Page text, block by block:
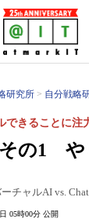
研究所 自分戦略
の1 や
できることに注
チャルAI vs.
05時00分 公開